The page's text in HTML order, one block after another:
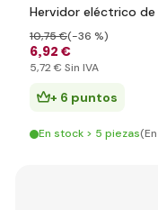
Hervidor eléctrico de
6,92 €
10,75 €(-36 %)
5,72 € Sin IVA
+ 6 puntos
En stock > 5 piezas